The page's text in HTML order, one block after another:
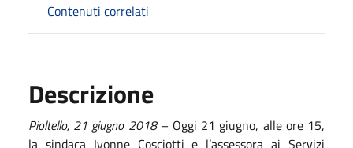
Contenuti correlati
Descrizione
Pioltello, 21 giugno2018– Oggi 21 giugno, alle ore 15,
la sindaca Ivonne Cosciotti e l’assessora ai Servizi